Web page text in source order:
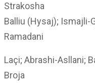
Strakosha
Balliu (Hysaj); Ismajli-
Ramadani
Laçi; Abrashi-Asllani;
Broja